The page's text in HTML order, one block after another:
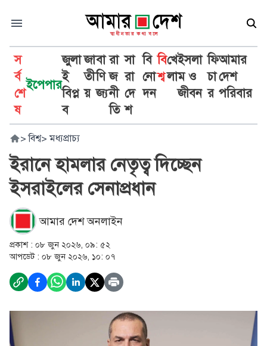
স
র্ব
শে
ষ
ইপেপার
জুলা
ই
বিপ্ল
ব
জা
তী
য়
বা
ণি
জ্য
রা
জ
নী
তি
সা
রা
দে
শ
বি
নো
দন
বি
শ্ব
খে
লা
ইসলা
ম ও
জীবন
ফি
চা
র
আমার
দেশ
পরিবার
> বিশ্ব> মধ্যপ্রাচ্য
ইরানে হামলার নেতৃত্ব দিচ্ছেন
ইসরাইলের সেনাপ্রধান
আমার দেশ অনলাইন
প্রকাশ : ০৮ জুন ২০২৬, ০৯: ৫২
আপডেট : ০৮ জুন ২০২৬, ১০: ০৭